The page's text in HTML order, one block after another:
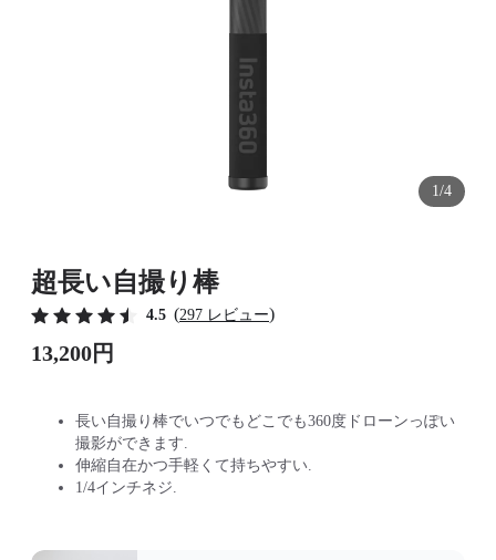
1/4
超長い自撮り棒
4.5 (297 レビュー)
13,200円
長い自撮り棒でいつでもどこでも360度ドローンっぽい
撮影ができます.
伸縮自在かつ手軽くて持ちやすい.
1/4インチネジ.